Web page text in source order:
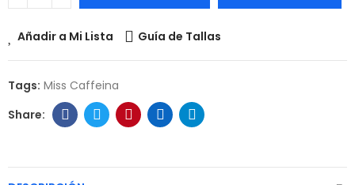
Añadir a Mi Lista Guía de Tallas
Tags: Miss Caffeina